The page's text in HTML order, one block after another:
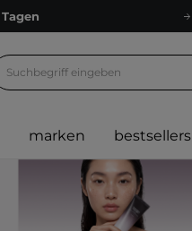
noch mehr Punkte
ab 60 €
noch mehr Punkte
marken bestsellers